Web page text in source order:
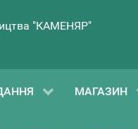
"КАМЕНЯР"
МАГАЗИН